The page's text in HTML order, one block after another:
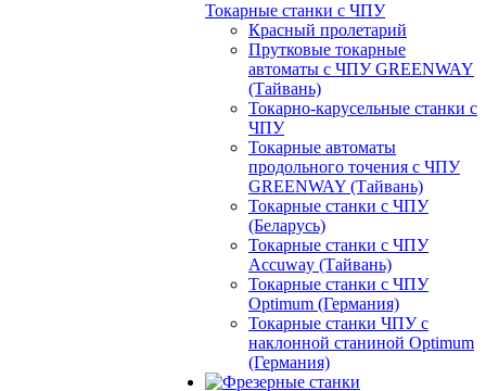
Токарные станки с ЧПУ
Красный пролетарий
Прутковые токарные
автоматы с ЧПУ GREENWAY
(Тайвань)
Токарно-карусельные станки с
ЧПУ
Токарные автоматы
продольного точения с ЧПУ
GREENWAY (Тайвань)
Токарные станки с ЧПУ
(Беларусь)
Токарные станки с ЧПУ
Accuway (Тайвань)
Токарные станки с ЧПУ
Optimum (Германия)
Токарные станки ЧПУ с
наклонной станиной Optimum
(Германия)